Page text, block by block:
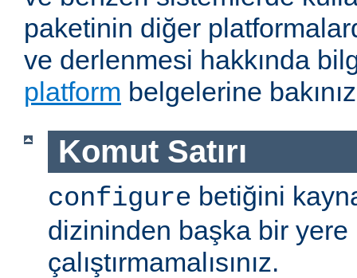
paketinin diğer
ve derlenmesi hakkında
platform belgelerine
Komut Satırı
configure betiğini
dizininden başka bir yere
çalıştırmamalısınız.